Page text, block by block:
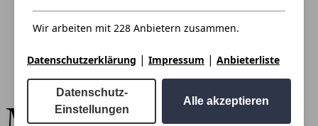
Wir arbeiten mit 228 Anbietern zusammen.
Datenschutzerklärung | Impressum | Anbieterliste
Datenschutz-
Einstellungen
Alle akzeptieren